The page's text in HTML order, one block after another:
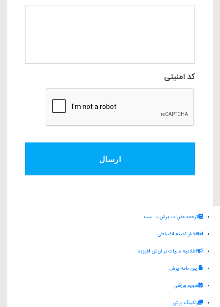
کد امنیتی
ترجمه مقررات پرش با اسب
اخبار کمیته انضباطی
اطلاعیه مالیات بر ارزش افزوده
آیین نامه پرش
تقویم ورزشی
رنکینگ پرش